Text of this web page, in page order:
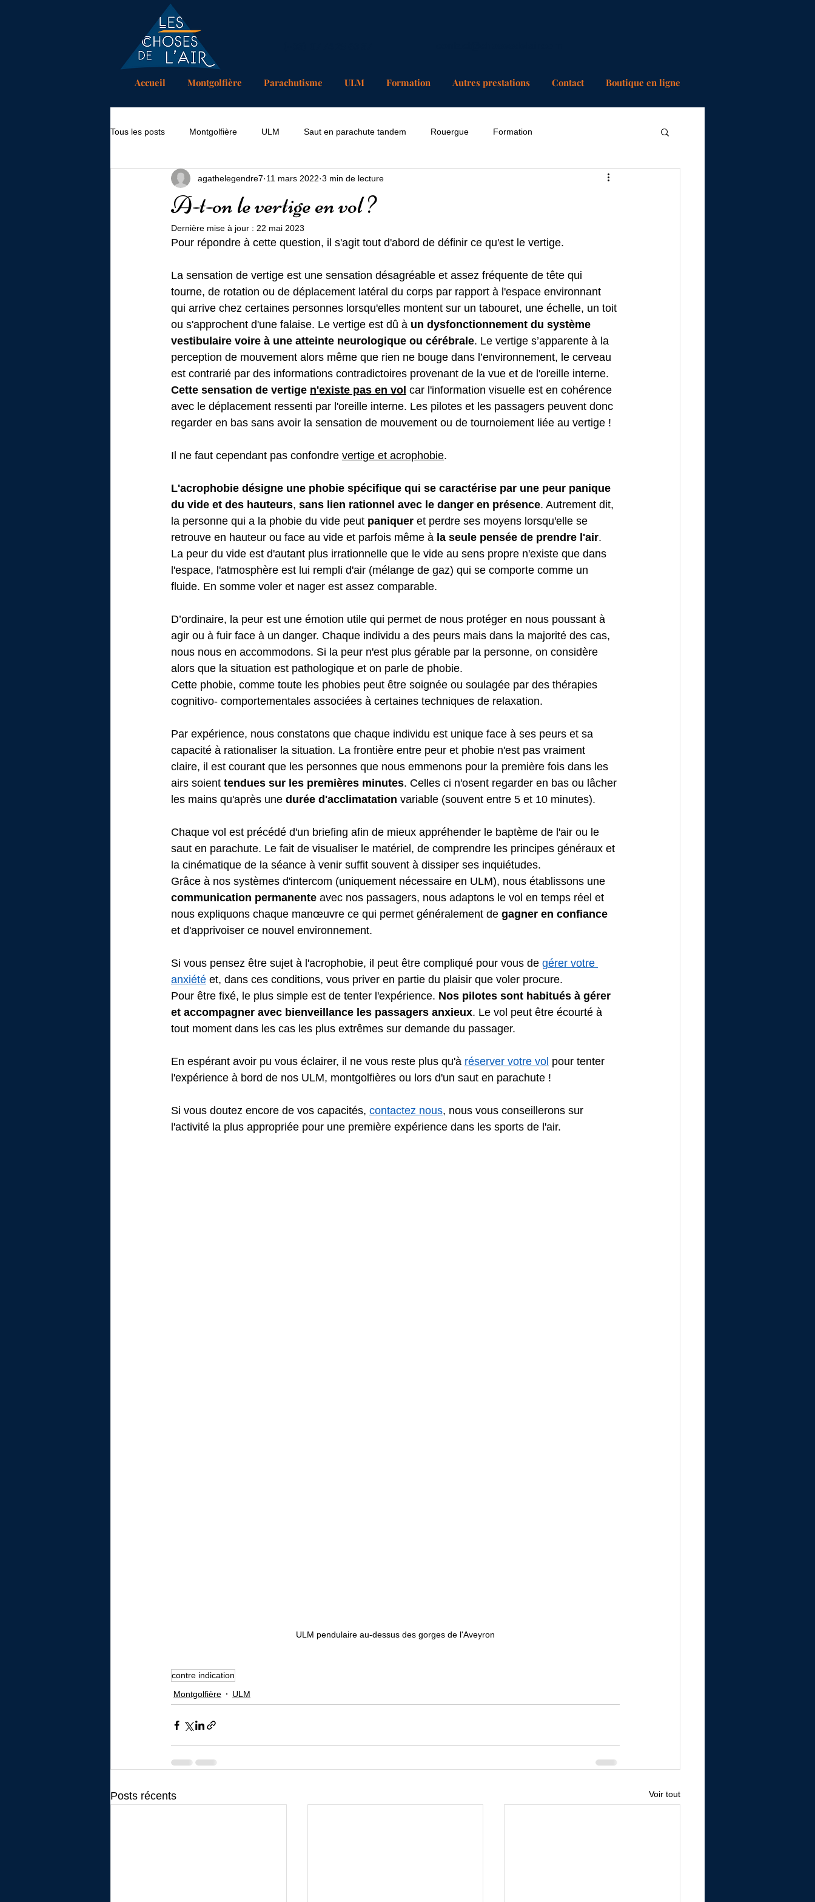
Accueil Montgolfière Parachutisme ULM Formation Autres prestations Contact Boutique en ligne
Tous les posts Montgolfière ULM Saut en parachute tandem Rouergue Formation
A-t-on le vertige en vol ?
agathelegendre7 11 mars 2022 3 min de lecture
Dernière mise à jour : 22 mai 2023
Pour répondre à cette question, il s'agit tout d'abord de définir ce qu'est le vertige.
La sensation de vertige est une sensation désagréable et assez fréquente de tête qui
tourne, de rotation ou de déplacement latéral du corps par rapport à l'espace environnant
qui arrive chez certaines personnes lorsqu'elles montent sur un tabouret, une échelle, un toit
ou s'approchent d'une falaise. Le vertige est dû à un dysfonctionnement du système
vestibulaire voire à une atteinte neurologique ou cérébrale. Le vertige s’apparente à la
perception de mouvement alors même que rien ne bouge dans l’environnement, le cerveau
est contrarié par des informations contradictoires provenant de la vue et de l'oreille interne.
Cette sensation de vertige n'existe pas en vol car l'information visuelle est en cohérence
avec le déplacement ressenti par l'oreille interne. Les pilotes et les passagers peuvent donc
regarder en bas sans avoir la sensation de mouvement ou de tournoiement liée au vertige !
Il ne faut cependant pas confondre vertige et acrophobie.
L'acrophobie désigne une phobie spécifique qui se caractérise par une peur panique
du vide et des hauteurs, sans lien rationnel avec le danger en présence. Autrement dit,
la personne qui a la phobie du vide peut paniquer et perdre ses moyens lorsqu'elle se
retrouve en hauteur ou face au vide et parfois même à la seule pensée de prendre l'air.
La peur du vide est d'autant plus irrationnelle que le vide au sens propre n'existe que dans
l'espace, l'atmosphère est lui rempli d'air (mélange de gaz) qui se comporte comme un
fluide. En somme voler et nager est assez comparable.
D’ordinaire, la peur est une émotion utile qui permet de nous protéger en nous poussant à
agir ou à fuir face à un danger. Chaque individu a des peurs mais dans la majorité des cas,
nous nous en accommodons. Si la peur n'est plus gérable par la personne, on considère
alors que la situation est pathologique et on parle de phobie.
Cette phobie, comme toute les phobies peut être soignée ou soulagée par des thérapies
cognitivo- comportementales associées à certaines techniques de relaxation.
Par expérience, nous constatons que chaque individu est unique face à ses peurs et sa
capacité à rationaliser la situation. La frontière entre peur et phobie n'est pas vraiment
claire, il est courant que les personnes que nous emmenons pour la première fois dans les
airs soient tendues sur les premières minutes. Celles ci n'osent regarder en bas ou lâcher
les mains qu'après une durée d'acclimatation variable (souvent entre 5 et 10 minutes).
Chaque vol est précédé d'un briefing afin de mieux appréhender le baptème de l'air ou le
saut en parachute. Le fait de visualiser le matériel, de comprendre les principes généraux et
la cinématique de la séance à venir suffit souvent à dissiper ses inquiétudes.
Grâce à nos systèmes d'intercom (uniquement nécessaire en ULM), nous établissons une
communication permanente avec nos passagers, nous adaptons le vol en temps réel et
nous expliquons chaque manœuvre ce qui permet généralement de gagner en confiance
et d'apprivoiser ce nouvel environnement.
Si vous pensez être sujet à l'acrophobie, il peut être compliqué pour vous de gérer votre
anxiété et, dans ces conditions, vous priver en partie du plaisir que voler procure.
Pour être fixé, le plus simple est de tenter l'expérience. Nos pilotes sont habitués à gérer
et accompagner avec bienveillance les passagers anxieux. Le vol peut être écourté à
tout moment dans les cas les plus extrêmes sur demande du passager.
En espérant avoir pu vous éclairer, il ne vous reste plus qu'à réserver votre vol pour tenter
l'expérience à bord de nos ULM, montgolfières ou lors d'un saut en parachute !
Si vous doutez encore de vos capacités, contactez nous, nous vous conseillerons sur
l'activité la plus appropriée pour une première expérience dans les sports de l'air.
ULM pendulaire au-dessus des gorges de l'Aveyron
contre indication
Montgolfière
ULM
Posts récents Voir tout